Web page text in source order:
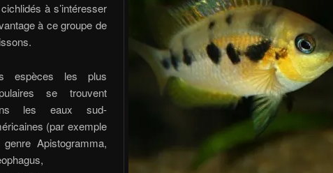
à s’intéresser
à ce groupe de
espèces les plus
se trouvent
les eaux sud-
(par exemple
Apistogramma,